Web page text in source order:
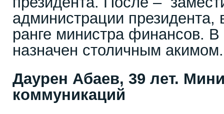
администрации
ранге министра финансов. В
назначен столичным акимом.
Даурен Абаев, 39 лет.
коммуникаций